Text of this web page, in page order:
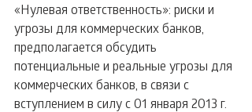
«Нулевая ответственность»: риски и
угрозы для коммерческих банков,
предполагается обсудить
потенциальные и реальные угрозы для
коммерческих банков, в связи с
вступлением в силу с 01 января 2013 г.